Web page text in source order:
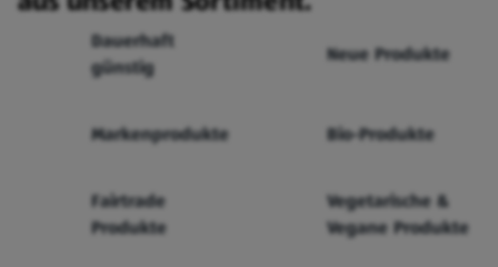
Dauerhaft
günstig
Neue Produkte
Markenprodukte Bio-Produkte
Fairtrade
Produkte
Vegetarische &
Vegane Produkte